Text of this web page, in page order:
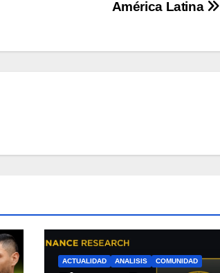
América Latina
ACTUALIDAD ANALISIS COMUNIDAD